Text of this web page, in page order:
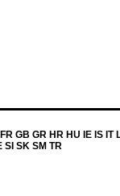
GB GR HR HU IE IS IT
SI SK SM TR